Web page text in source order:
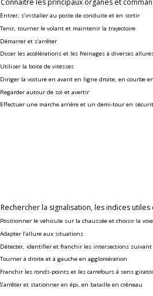
s’ins­tal­ler au poste de conduite et en sor­tir
tour­ner le vo­lant et main­te­nir la tra­jec­toire
et s’ar­rê­ter
les ac­cé­lé­ra­tions et les frei­nages à di­verses
la boite de vi­tesses
la voi­ture en avant en ligne droite, en courbe
au­tour de soi et aver­tir
une marche ar­rière et un demi-tour en
la si­gna­li­sa­tion, les in­dices utiles
le vé­hi­cule sur la chaus­sée et choi­sir la
l’al­lure aux si­tua­tions
iden­ti­fier et fran­chir les in­ter­sec­tions sui­vant
à droite et à gauche en ag­glo­mé­ra­tion
les ronds-points et les car­re­fours à sens
et sta­tion­ner en épi, en ba­taille en cré­neau